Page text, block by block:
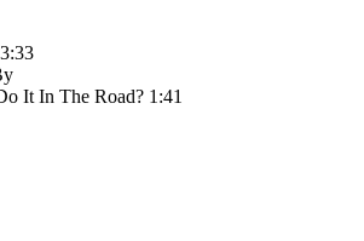
It In The Road? 1:41